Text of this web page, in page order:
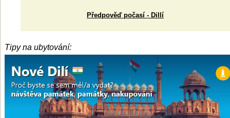
Předpověď počasí - Dillí
Tipy na ubytování: